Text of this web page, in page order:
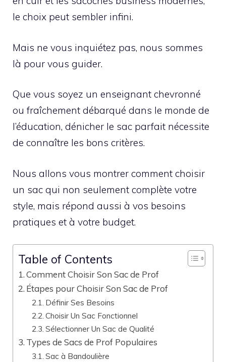
le choix peut sembler infini.
Mais ne vous inquiétez pas, nous sommes
là pour vous guider.
Que vous soyez un enseignant chevronné
ou fraîchement débarqué dans le monde de
l’éducation, dénicher le sac parfait nécessite
de connaître les bons critères.
Nous allons vous montrer comment choisir
un sac qui non seulement complète votre
style, mais répond aussi à vos besoins
pratiques et à votre budget.
Table of Contents
Comment Choisir Son Sac de Prof
Étapes pour Choisir Son Sac de Prof
Définir Ses Besoins
Choisir Un Sac Fonctionnel
Sélectionner Un Sac de Qualité
Types de Sacs de Prof Populaires
Sac à Bandoulière